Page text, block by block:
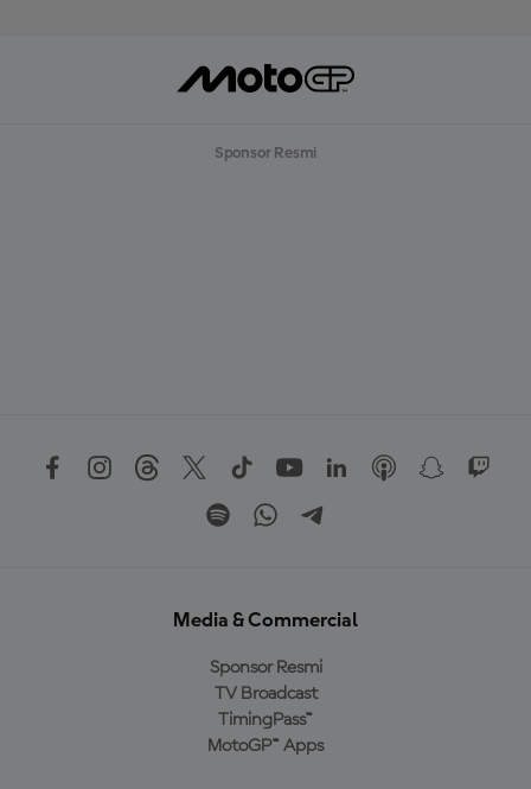
Sponsor Resmi
Media & Commercial
Sponsor Resmi
TV Broadcast
TimingPass™
MotoGP™ Apps